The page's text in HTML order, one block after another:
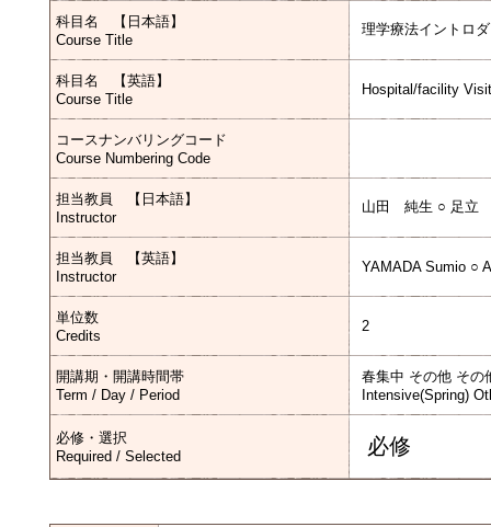
科目名 【日本語】
Course Title
理学療法イントロ
科目名 【英語】
Course Title
Hospital/facility Visit
コースナンバリングコード
Course Numbering Code
担当教員 【日本語】
Instructor
山田 純生 ○ 足立
担当教員 【英語】
Instructor
YAMADA Sumio ○
単位数
Credits
2
開講期・開講時間帯
Term / Day / Period
春集中 その他 その
Intensive(Spring)
必修・選択
Required / Selected
必修